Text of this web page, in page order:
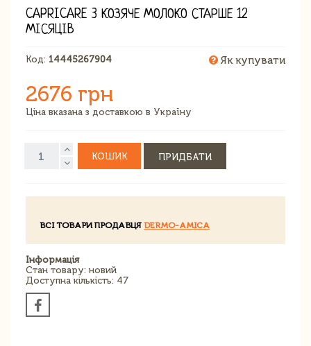
CAPRICARE 3 КОЗЯЧЕ МОЛОКО СТАРШЕ 12
МІСЯЦІВ
Код: 14445267904 Як купувати
2676 грн
Ціна вказана з доставкою в Україну
КОШИК ПРИДБАТИ
ВСІ ТОВАРИ ПРОДАВЦЯ DERMO-AMICA
Інформація
Стан товару: новий
Доступна кількість: 47